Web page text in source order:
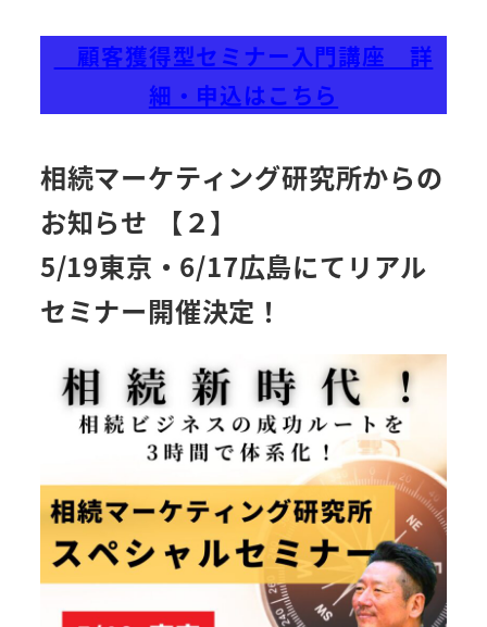
顧客獲得型セミナー入門講座 詳
細・申込はこちら
相続マーケティング研究所からの
お知らせ 【２】
5/19東京・6/17広島にてリアル
セミナー開催決定！